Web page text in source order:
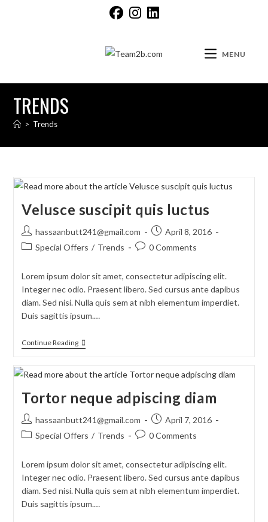
MENU
TRENDS
> Trends
Velusce suscipit quis luctus
hassaanbutt241@gmail.com
April 8, 2016
Special Offers / Trends 0 Comments
Lorem ipsum dolor sit amet, consectetur adipiscing elit.
Integer nec odio. Praesent libero. Sed cursus ante dapibus
diam. Sed nisi. Nulla quis sem at nibh elementum imperdiet.
Duis sagittis ipsum.…
Continue Reading
Tortor neque adpiscing diam
hassaanbutt241@gmail.com
April 7, 2016
Special Offers / Trends 0 Comments
Lorem ipsum dolor sit amet, consectetur adipiscing elit.
Integer nec odio. Praesent libero. Sed cursus ante dapibus
diam. Sed nisi. Nulla quis sem at nibh elementum imperdiet.
Duis sagittis ipsum.…